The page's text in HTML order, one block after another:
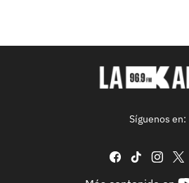
Síguenos en:
facebook
tiktok